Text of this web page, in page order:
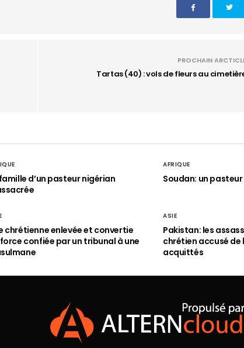
PROCHAIN
Tartas (40) : vols de fleurs au
d’un pasteur nigérian
AFRIQUE
Soudan: un
chrétienne enlevée et convertie
confiée par un tribunal à une
ASIE
Pakistan: les
chrétien accusé de
acquittés